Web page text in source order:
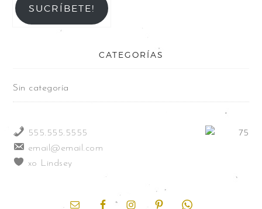
SUCRÍBETE!
CATEGORÍAS
Sin categoría
555.555.5555
email@email.com
xo Lindsey